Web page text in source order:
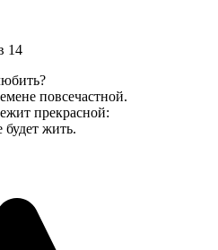
14
повсечастной.
прекрасной:
будет жить.